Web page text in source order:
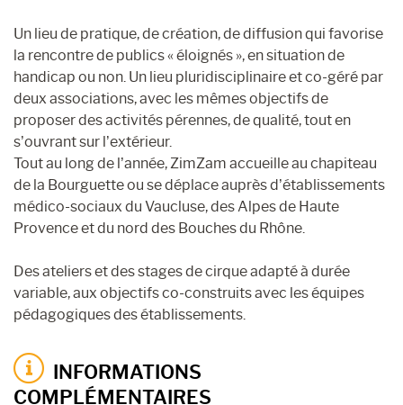
Un lieu de pratique, de création, de diffusion qui favorise
la rencontre de publics « éloignés », en situation de
handicap ou non. Un lieu pluridisciplinaire et co-géré par
deux associations, avec les mêmes objectifs de
proposer des activités pérennes, de qualité, tout en
s’ouvrant sur l’extérieur.
Tout au long de l’année, ZimZam accueille au chapiteau
de la Bourguette ou se déplace auprès d’établissements
médico-sociaux du Vaucluse, des Alpes de Haute
Provence et du nord des Bouches du Rhône.
Des ateliers et des stages de cirque adapté à durée
variable, aux objectifs co-construits avec les équipes
pédagogiques des établissements.
INFORMATIONS
COMPLÉMENTAIRES